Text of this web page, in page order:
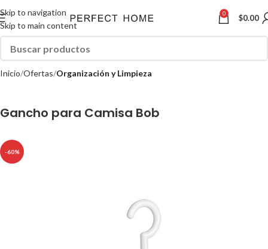
Skip to navigation
Skip to main content
0 $0.00
Inicio Ofertas Organización y Limpieza
Gancho para Camisa Bob
-60%